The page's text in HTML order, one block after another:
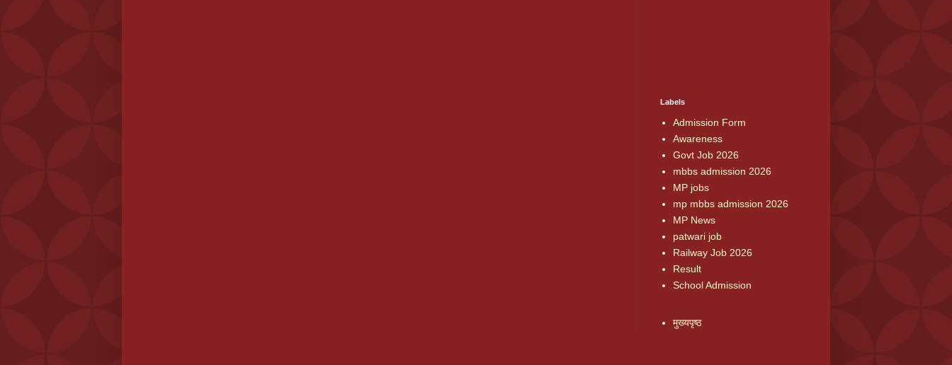
Labels
Admission Form
Awareness
Govt Job 2026
mbbs admission 2026
MP jobs
mp mbbs admission 2026
MP News
patwari job
Railway Job 2026
Result
School Admission
मुख्यपृष्ठ